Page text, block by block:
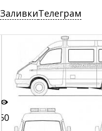
ЗаливкиТелеграм
50